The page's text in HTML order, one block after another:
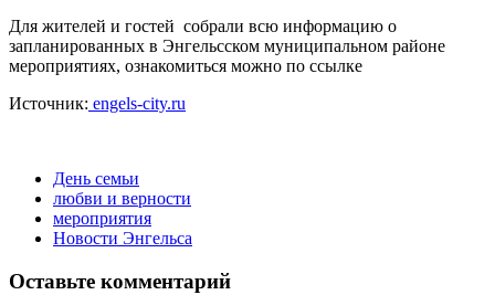
Для жителей и гостей собрали всю информацию о
запланированных в Энгельсском муниципальном районе
мероприятиях, ознакомиться можно по ссылке
Источник: engels-city.ru
День семьи
любви и верности
мероприятия
Новости Энгельса
Оставьте комментарий